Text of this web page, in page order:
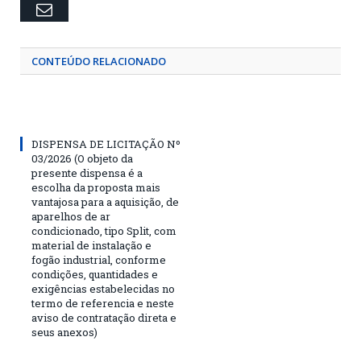
Email
CONTEÚDO RELACIONADO
DISPENSA DE LICITAÇÃO Nº
03/2026 (O objeto da
presente dispensa é a
escolha da proposta mais
vantajosa para a aquisição, de
aparelhos de ar
condicionado, tipo Split, com
material de instalação e
fogão industrial, conforme
condições, quantidades e
exigências estabelecidas no
termo de referencia e neste
aviso de contratação direta e
seus anexos)